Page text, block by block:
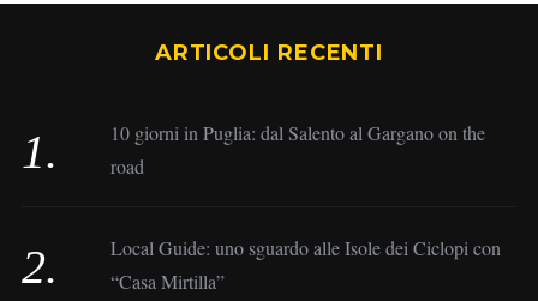
ARTICOLI RECENTI
10 giorni in Puglia: dal Salento al Gargano on the
road
Local Guide: uno sguardo alle Isole dei Ciclopi con
“Casa Mirtilla”